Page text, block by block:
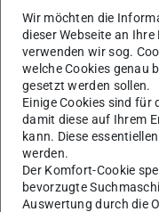
Benutzer
auf eine bestimmte
Schritt 7: Bestätigen
Klick auf „OK“.
Wir möchten die
dieser Webseite an
verwenden wir sog.
welche Cookies genau
gesetzt werden sollen.
Einige Cookies sind für
damit diese auf Ihrem
kann. Diese
werden.
Der Komfort-Cookie
bevorzugte
Auswertung durch die